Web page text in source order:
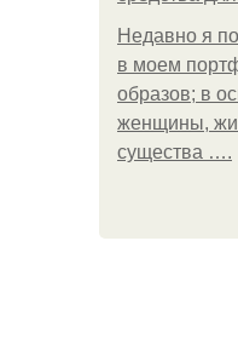
Недавно я
в моем
образов; в
женщины,
существа ….